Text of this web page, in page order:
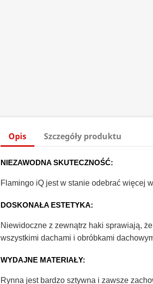
Opis Szczegóły produktu
NIEZAWODNA SKUTECZNOŚĆ:
Flamingo iQ jest w stanie odebrać więcej
DOSKONAŁA ESTETYKA:
Niewidoczne z zewnątrz haki sprawiają,
wszystkimi dachami i obróbkami
WYDAJNE MATERIAŁY:
Rynna jest bardzo sztywna i zawsze